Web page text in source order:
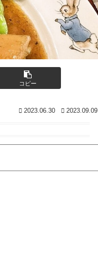
コピー
2023.06.30 2023.09.09